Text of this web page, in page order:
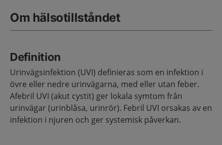
Om hälsotillståndet
Definition
Urinvägsinfektion (UVI) definieras som en infektion i
övre eller nedre urinvägarna, med eller utan feber.
Afebril UVI (akut cystit) ger lokala symtom från
urinvägar (urinblåsa, urinrör). Febril UVI orsakas av en
infektion i njuren och ger systemisk påverkan.